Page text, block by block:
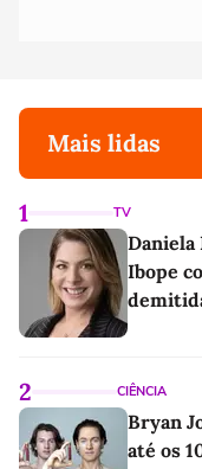
Mais lidas
1 TV
Daniela
Ibope
2 CIÊNCIA
Bryan
até os